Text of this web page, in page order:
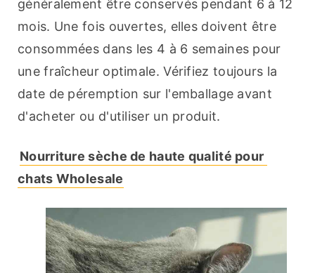
généralement être conservés pendant 6 à 12
mois. Une fois ouvertes, elles doivent être
consommées dans les 4 à 6 semaines pour
une fraîcheur optimale. Vérifiez toujours la
date de péremption sur l'emballage avant
d'acheter ou d'utiliser un produit.
Nourriture sèche de haute qualité pour
chats Wholesale